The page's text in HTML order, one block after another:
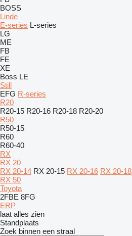
BOSS
Linde
E-series L-series
LG
ME
FB
FE
XE
Boss LE
Still
EFG R-series
R20
R20-15 R20-16 R20-18 R20-20
R50
R50-15
R60
R60-40
RX
RX 20
RX 20-14 RX 20-15 RX 20-16 RX 20-18
RX 50
Toyota
2FBE 8FG
ERP
laat alles zien
Standplaats
Zoek binnen een straal